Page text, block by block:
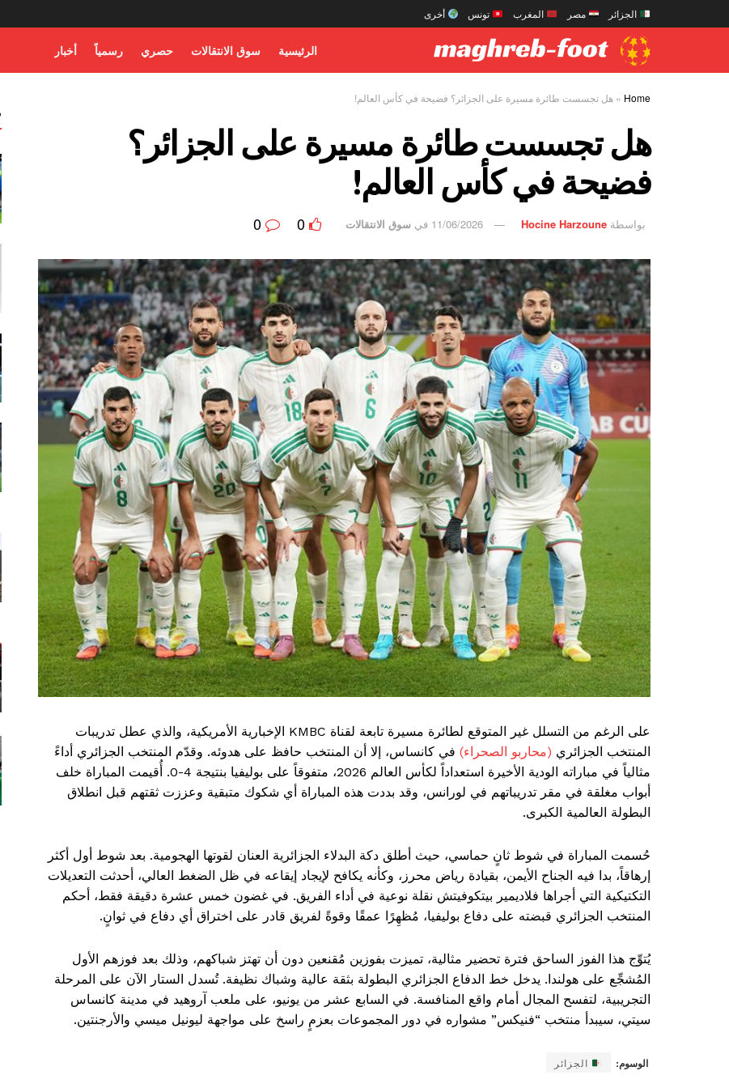
الجزائر مصر المغرب تونس أخرى
الرئيسية سوق الانتقالات حصري رسمياً أخبار
Home
» هل تجسست طائرة مسيرة على الجزائر؟ فضيحة في كأس العالم!
هل تجسست طائرة مسيرة على الجزائر؟
فضيحة في كأس العالم!
بواسطة Hocine Harzoune
11/06/2026 في سوق الانتقالات 0
على الرغم من التسلل غير المتوقع لطائرة مسيرة تابعة لقناة KMBC الإخبارية الأمريكية، والذي عطل تدريبات
المنتخب الجزائري (محاربو الصحراء) في كانساس، إلا أن المنتخب حافظ على هدوئه. وقدّم المنتخب الجزائري أداءً
مثالياً في مباراته الودية الأخيرة استعداداً لكأس العالم 2026، متفوقاً على بوليفيا بنتيجة 4-0. أُقيمت المباراة خلف
أبواب مغلقة في مقر تدريباتهم في لورانس، وقد بددت هذه المباراة أي شكوك متبقية وعززت ثقتهم قبل انطلاق
البطولة العالمية الكبرى.
حُسمت المباراة في شوط ثانٍ حماسي، حيث أطلق دكة البدلاء الجزائرية العنان لقوتها الهجومية. بعد شوط أول أكثر
إرهاقاً، بدا فيه الجناح الأيمن، بقيادة رياض محرز، وكأنه يكافح لإيجاد إيقاعه في ظل الضغط العالي، أحدثت التعديلات
التكتيكية التي أجراها فلاديمير بيتكوفيتش نقلة نوعية في أداء الفريق. في غضون خمس عشرة دقيقة فقط، أحكم
المنتخب الجزائري قبضته على دفاع بوليفيا، مُظهِرًا عمقًا وقوةً لفريق قادر على اختراق أي دفاع في ثوانٍ.
يُتوِّج هذا الفوز الساحق فترة تحضير مثالية، تميزت بفوزين مُقنعين دون أن تهتز شباكهم، وذلك بعد فوزهم الأول
المُشجِّع على هولندا. يدخل خط الدفاع الجزائري البطولة بثقة عالية وشباك نظيفة. تُسدل الستار الآن على المرحلة
التجريبية، لتفسح المجال أمام واقع المنافسة. في السابع عشر من يونيو، على ملعب آروهيد في مدينة كانساس
سيتي، سيبدأ منتخب “فنيكس” مشواره في دور المجموعات بعزمٍ راسخ على مواجهة ليونيل ميسي والأرجنتين.
الوسوم: الجزائر